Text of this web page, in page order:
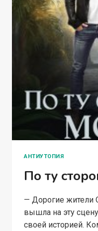
АНТИУТОПИЯ
По ту
— Дорогие жители
вышла на эту
своей историей.